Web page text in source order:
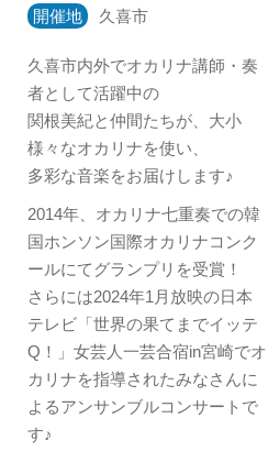
開催地 久喜市
久喜市内外でオカリナ講師・奏
者として活躍中の
関根美紀と仲間たちが、大小
様々なオカリナを使い、
多彩な音楽をお届けします♪
2014年、オカリナ七重奏での韓
国ホンソン国際オカリナコンク
ールにてグランプリを受賞！
さらには2024年1月放映の日本
テレビ「世界の果てまでイッテ
Q！」女芸人一芸合宿in宮崎でオ
カリナを指導されたみなさんに
よるアンサンブルコンサートで
す♪